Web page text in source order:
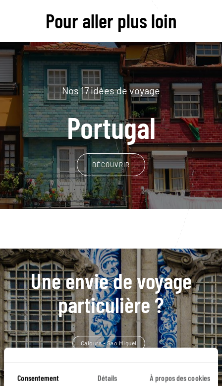
Consentement Détails À propos des cookies
Pour aller plus loin
Nos 17 idées de voyage
Portugal
DÉCOUVRIR
Une envie de voyage
particulière ?
Caloura - Sao Miguel
Église de Santa Barbara - Sao Jorge Furnas - Sao Miguel
Horta - Faial Île de Pico Caldeira - Faial